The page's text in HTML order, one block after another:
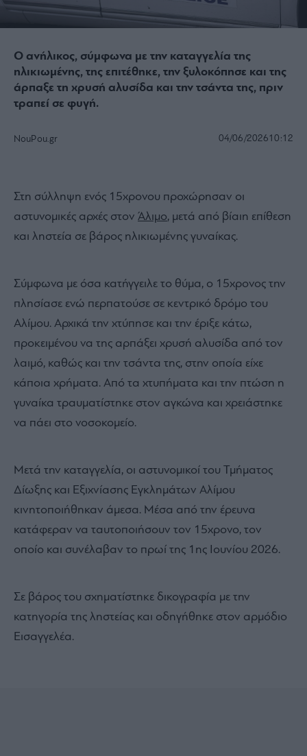
Ο ανήλικος, σύμφωνα με την καταγγελία της
ηλικιωμένης, της επιτέθηκε, την ξυλοκόπησε και της
άρπαξε τη χρυσή αλυσίδα και την τσάντα της, πριν
τραπεί σε φυγή.
NouPou.gr 04/06/202610:12
Στη σύλληψη ενός 15χρονου προχώρησαν οι
αστυνομικές αρχές στον Άλιμο, μετά από βίαιη επίθεση
και ληστεία σε βάρος ηλικιωμένης γυναίκας.
Σύμφωνα με όσα κατήγγειλε το θύμα, ο 15χρονος την
πλησίασε ενώ περπατούσε σε κεντρικό δρόμο του
Αλίμου. Αρχικά την χτύπησε και την έριξε κάτω,
προκειμένου να της αρπάξει χρυσή αλυσίδα από τον
λαιμό, καθώς και την τσάντα της, στην οποία είχε
κάποια χρήματα. Από τα χτυπήματα και την πτώση η
γυναίκα τραυματίστηκε στον αγκώνα και χρειάστηκε
να πάει στο νοσοκομείο.
Μετά την καταγγελία, οι αστυνομικοί του Τμήματος
Δίωξης και Εξιχνίασης Εγκλημάτων Αλίμου
κινητοποιήθηκαν άμεσα. Μέσα από την έρευνα
κατάφεραν να ταυτοποιήσουν τον 15χρονο, τον
οποίο και συνέλαβαν το πρωί της 1ης Ιουνίου 2026.
Σε βάρος του σχηματίστηκε δικογραφία με την
κατηγορία της ληστείας και οδηγήθηκε στον αρμόδιο
Εισαγγελέα.